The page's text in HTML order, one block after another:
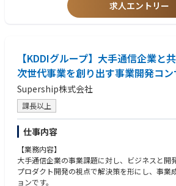
・社内メンバーおよびパートナーを含む開発体
・プロジェクト推進の中で得られた示唆をも
トの方向性を整理すること
【将来的な役割・キャリアパス】（2026年10月
将来的には責任者権限を移譲し、プロダクトロ
進、組織づくりまで担っていただくことを想定
・事業部の主要メンバーと連携しながら、中長
プを策定し、「いつ・何を・なぜ作るべきか」
・顧客課題、市場性、開発リソースを踏まえな
善の優先順位を意思決定すること
・将来的なプロダクト化・外販も見据え、事業
があれば尚可）
・新規事業や新サービス立ち上げフェーズでの
・カオスな状況（不確実性が高い状態）にお
解を導き出せる方
・「決まったものを作る」のではなく「何を作
方
・将来的に事業責任者として、PL管理や組織マ
欲をお持ちの方
求人エントリー
【KDDIグループ】大手通信企業と
次世代事業を創り出す事業開発コ
Supership株式会社
課長以上
仕事内容
【業務内容】
大手通信企業の事業課題に対し、ビジネスと開
プロダクト開発の視点で解決策を形にし、事業
ョンです。